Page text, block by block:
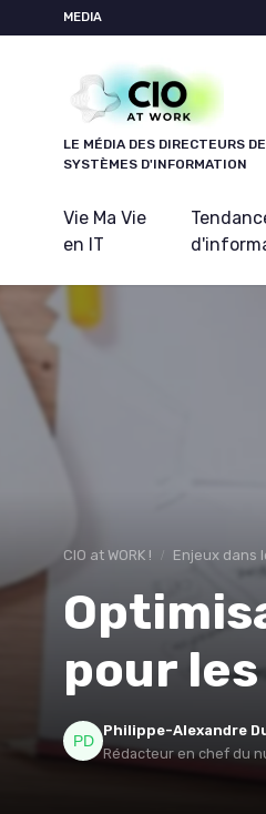
MEDIA
LE MÉDIA DES DIRECTEURS
SYSTÈMES D'INFORMATION
Vie Ma Vie
en IT
CIO at WORK ! Enjeux dans
pour
Philippe-Alexandre
Rédacteur en chef du
Panneau de gestion des cookies